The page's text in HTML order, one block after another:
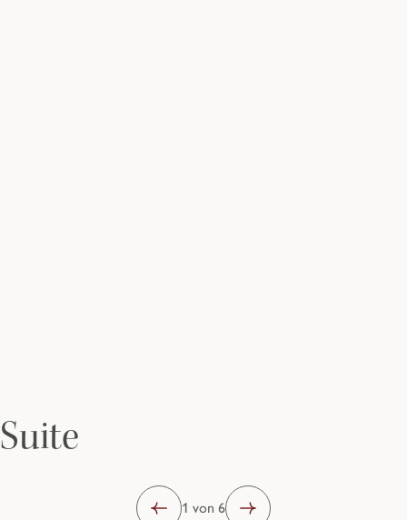
Suite
1 von 6